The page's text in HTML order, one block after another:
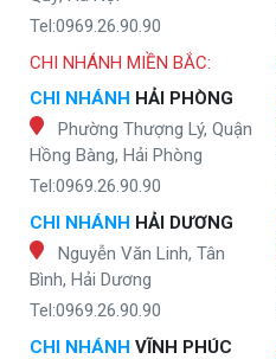
Tel:0969.26.90.90
CHI NHÁNH MIỀN BẮC:
CHI NHÁNH HẢI PHÒNG
Phường Thượng Lý, Quận
Hồng Bàng, Hải Phòng
Tel:0969.26.90.90
CHI NHÁNH HẢI DƯƠNG
Nguyễn Văn Linh, Tân
Bình, Hải Dương
Tel:0969.26.90.90
CHI NHÁNH VĨNH PHÚC